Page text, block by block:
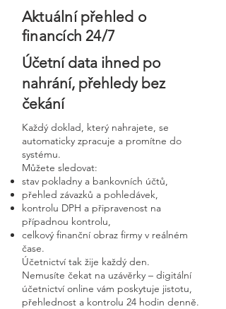
Aktuální přehled o
financích 24/7
Účetní data ihned po
nahrání, přehledy bez
čekání
Každý doklad, který nahrajete, se
automaticky zpracuje a promítne do
systému.
Můžete sledovat:
stav pokladny a bankovních účtů,
přehled závazků a pohledávek,
kontrolu DPH a připravenost na
případnou kontrolu,
celkový finanční obraz firmy v reálném
čase.
Účetnictví tak žije každý den.
Nemusíte čekat na uzávěrky – digitální
účetnictví online vám poskytuje jistotu,
přehlednost a kontrolu 24 hodin denně.